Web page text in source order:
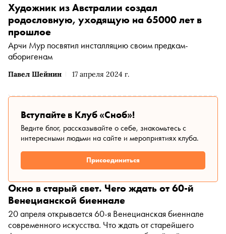
Павел Шейнин 17 апреля 2024 г.
Художник из Австралии создал
родословную, уходящую на 65000 лет в
прошлое
Арчи Мур посвятил инсталляцию своим предкам-
аборигенам
Вступайте в Клуб «Сноб»!
Ведите блог, рассказывайте о себе, знакомьтесь с
интересными людьми на сайте и мероприятиях клуба.
Присоединиться
Окно в старый свет. Чего ждать от 60-й
Венецианской биеннале
20 апреля открывается 60-я Венецианская биеннале
современного искусства. Что ждать от старейшего